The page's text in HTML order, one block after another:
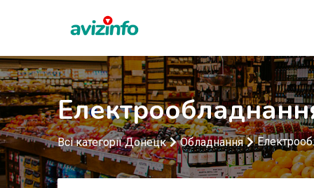
Всі категорії Донецк Обладнання